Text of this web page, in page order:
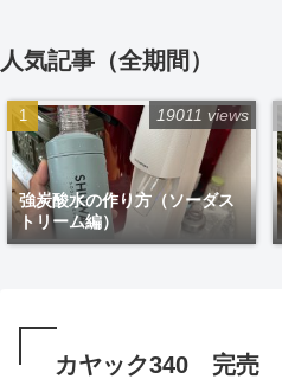
人気記事（全期間）
強炭酸水の作り方（ソーダス
トリーム編）
19011 views
カヤック340 完売